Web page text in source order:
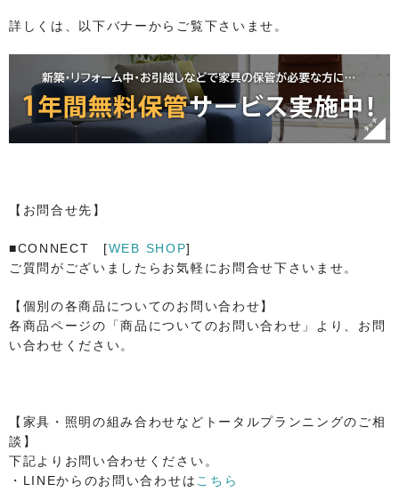
詳しくは、以下バナーからご覧下さいませ。
【お問合せ先】
■CONNECT [WEB SHOP]
ご質問がございましたらお気軽にお問合せ下さいませ。
【個別の各商品についてのお問い合わせ】
各商品ページの「商品についてのお問い合わせ」より、お問
い合わせください。
【家具・照明の組み合わせなどトータルプランニングのご相
談】
下記よりお問い合わせください。
・LINEからのお問い合わせはこちら